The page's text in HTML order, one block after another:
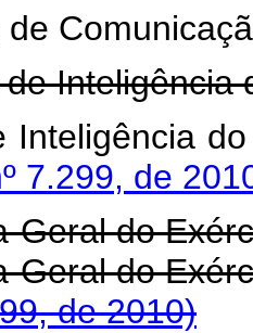
de
Inteligência
de
7.299, de
Geral do
Geral
de 2010)